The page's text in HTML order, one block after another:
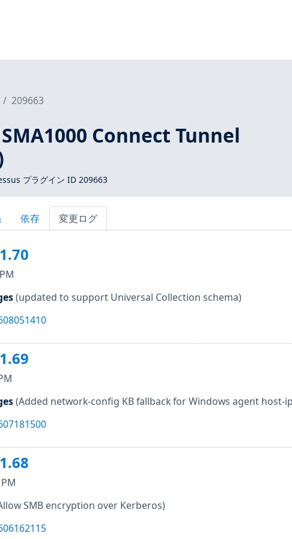
209663
Connect Tunnel
プラグイン ID 209663
依存 変更ログ
(updated to support Universal Collection schema)
(Added network-config KB fallback for Windows agent host-
SMB encryption over Kerberos)